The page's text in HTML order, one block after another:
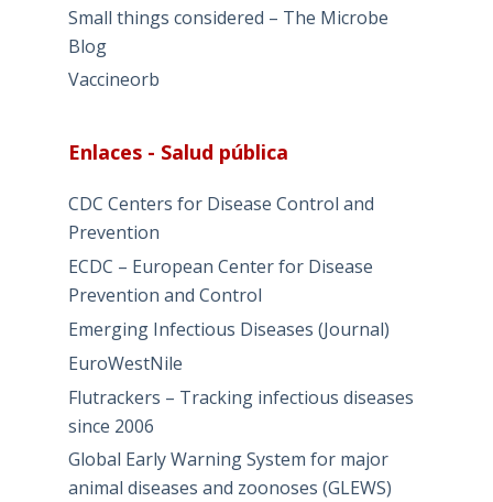
Small things considered – The Microbe
Blog
Vaccineorb
Enlaces - Salud pública
CDC Centers for Disease Control and
Prevention
ECDC – European Center for Disease
Prevention and Control
Emerging Infectious Diseases (Journal)
EuroWestNile
Flutrackers – Tracking infectious diseases
since 2006
Global Early Warning System for major
animal diseases and zoonoses (GLEWS)